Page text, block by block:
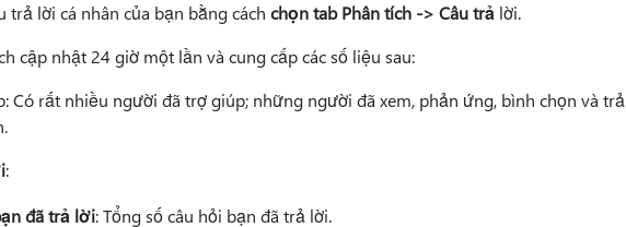
trả lời cá nhân của bạn bằng cách chọn tab Phân tích -> Câu trả lời.
cập nhật 24 giờ một lần và cung cấp các số liệu sau:
Có rất nhiều người đã trợ giúp; những người đã xem, phản ứng, bình chọn và
:
đã trả lời: Tổng số câu hỏi bạn đã trả lời.